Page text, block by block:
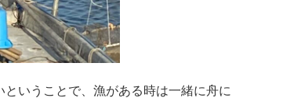
いうことで、漁がある時は一緒に舟に